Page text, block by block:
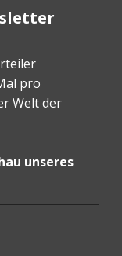
pro
Welt der
unseres